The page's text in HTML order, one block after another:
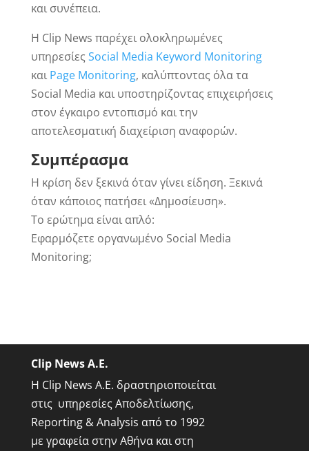
και συνέπεια.
Η Clip News παρέχει ολοκληρωμένες
υπηρεσίες Social Media Keyword Monitoring
και Page Monitoring, καλύπτοντας όλα τα
Social Media και υποστηρίζοντας επιχειρήσεις
στον έγκαιρο εντοπισμό και την
αποτελεσματική διαχείριση αναφορών.
Συμπέρασμα
Η κρίση δεν ξεκινά όταν γίνει είδηση. Ξεκινά
όταν κάποιος πατήσει «Δημοσίευση».
Το ερώτημα είναι απλό:
Εφαρμόζετε οργανωμένο Social Media
Monitoring;
Clip News A.E.
Η Clip News A.E. δραστηριοποιείται
στις υπηρεσίες Αποδελτίωσης,
Reporting & Analysis από το 1992
με γραφεία στην Αθήνα και στη